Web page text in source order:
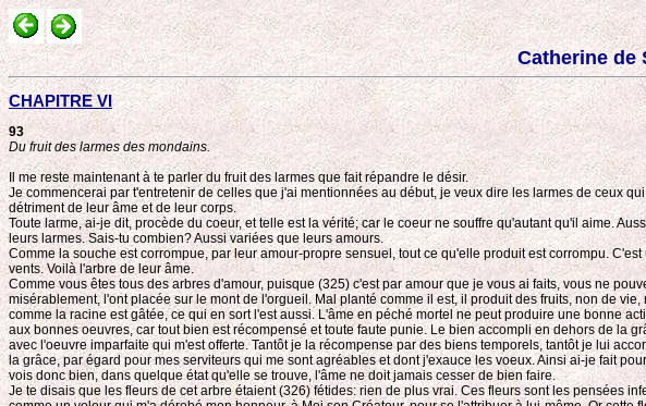
Catherine de
CHAPITRE VI
93
Du fruit des larmes des mondains.
Il me reste maintenant à te parler du fruit des larmes que fait répandre le désir.
Je commencerai par t'entretenir de celles que j'ai mentionnées au début, je veux dire les larmes de ceux
détriment de leur âme et de leur corps.
Toute larme, ai-je dit, procède du coeur, et telle est la vérité; car le coeur ne souffre qu'autant qu'il aime.
leurs larmes. Sais-tu combien? Aussi variées que leurs amours.
Comme la souche est corrompue, par leur amour-propre sensuel, tout ce qu'elle produit est corrompu.
vents. Voilà l'arbre de leur âme.
Comme vous êtes tous des arbres d'amour, puisque (325) c'est par amour que je vous ai faits, vous ne
misérablement, l'ont placée sur le mont de l'orgueil. Mal planté comme il est, il produit des fruits, non de
comme la racine est gâtée, ce qui en sort l'est aussi. L'âme en péché mortel ne peut produire une bonne
aux bonnes oeuvres, car tout bien est récompensé et toute faute punie. Le bien accompli en dehors de la
avec l'oeuvre imparfaite qui m'est offerte. Tantôt je la récompense par des biens temporels, tantôt je lui
la grâce, par égard pour mes serviteurs qui me sont agréables et dont j'exauce les voeux. Ainsi ai-je fait
vois donc bien, dans quelque état qu'elle se trouve, l'âme ne doit jamais cesser de bien faire.
Je te disais que les fleurs de cet arbre étaient (326) fétides: rien de plus vrai. Ces fleurs sont les pensées